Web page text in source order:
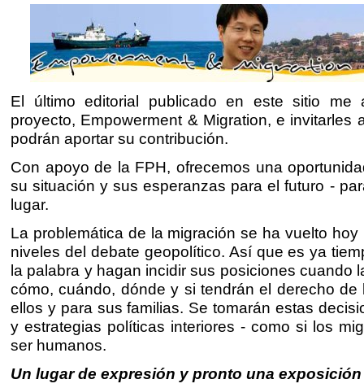
El último editorial publicado en este sitio me
proyecto, Empowerment & Migration, e invitarles
podrán aportar su contribución.
Con apoyo de la FPH, ofrecemos una
su situación y sus esperanzas para el futuro -
lugar.
La problemática de la migración se ha vuelto
niveles del debate geopolítico. Así que es ya
la palabra y hagan incidir sus posiciones cuando
cómo, cuándo, dónde y si tendrán el derecho
ellos y para sus familias. Se tomarán estas
y estrategias políticas interiores - como si los
ser humanos.
Un lugar de expresión y pronto una